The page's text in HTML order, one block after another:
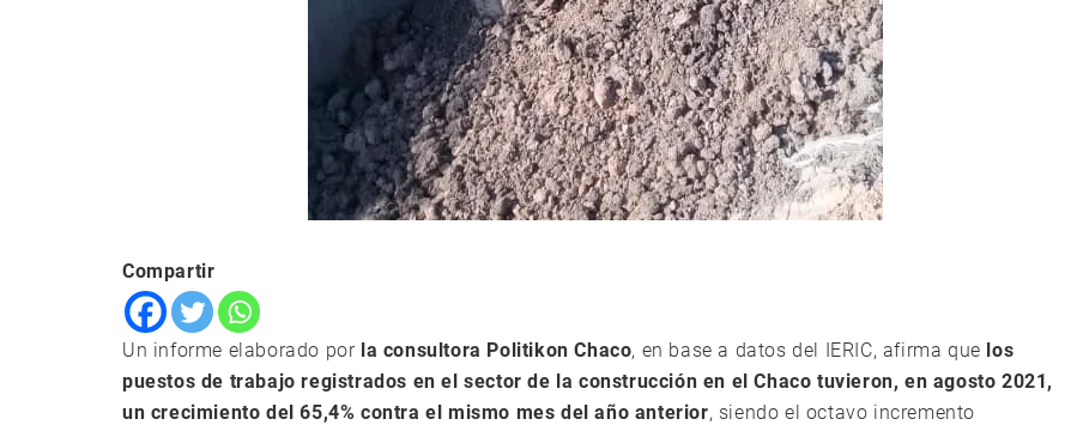
Compartir
Un informe elaborado por la consultora Politikon Chaco, en base a datos del IERIC, afirma que los
puestos de trabajo registrados en el sector de la construcción en el Chaco tuvieron, en agosto 2021,
un crecimiento del 65,4% contra el mismo mes del año anterior, siendo el octavo incremento